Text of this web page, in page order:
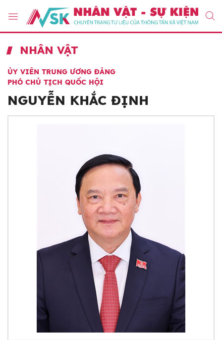
NHÂN VẬT
ỦY VIÊN TRUNG ƯƠNG ĐẢNG
PHÓ CHỦ TỊCH QUỐC HỘI
NGUYỄN KHẮC ĐỊNH